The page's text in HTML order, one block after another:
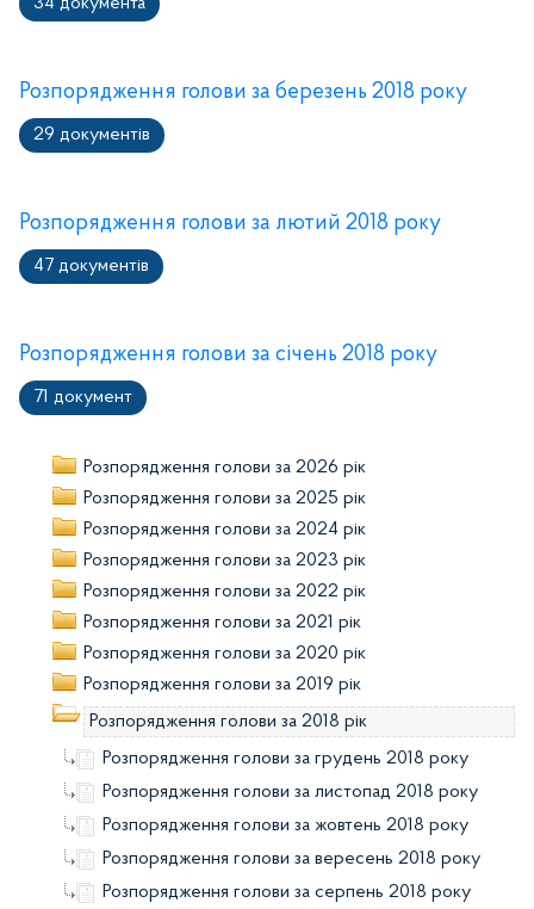
Розпорядження голови за березень 2018 року
29 документів
Розпорядження голови за лютий 2018 року
47 документів
Розпорядження голови за січень 2018 року
71 документ
Розпорядження голови за 2026 рік
Розпорядження голови за 2025 рік
Розпорядження голови за 2024 рік
Розпорядження голови за 2023 рік
Розпорядження голови за 2022 рік
Розпорядження голови за 2021 рік
Розпорядження голови за 2020 рік
Розпорядження голови за 2019 рік
Розпорядження голови за 2018 рік
Розпорядження голови за грудень 2018 року
Розпорядження голови за листопад 2018 року
Розпорядження голови за жовтень 2018 року
Розпорядження голови за вересень 2018 року
Розпорядження голови за серпень 2018 року